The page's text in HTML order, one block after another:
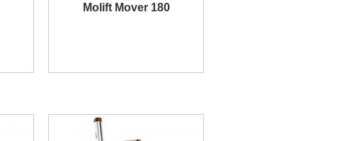
Molift Mover 180
PLUS D'INFORMATION